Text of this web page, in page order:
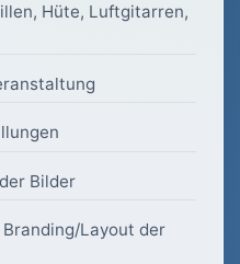
Hüte, Luftgitarren,
der Bilder
Layout der